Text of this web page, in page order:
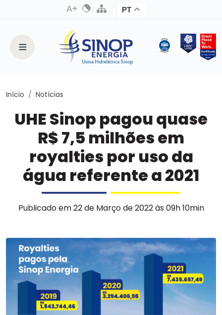
PT
Início Notícias
UHE Sinop pagou quase
R$ 7,5 milhões em
royalties por uso da
água referente a 2021
Publicado em 22 de Março de 2022 às 09h 10min